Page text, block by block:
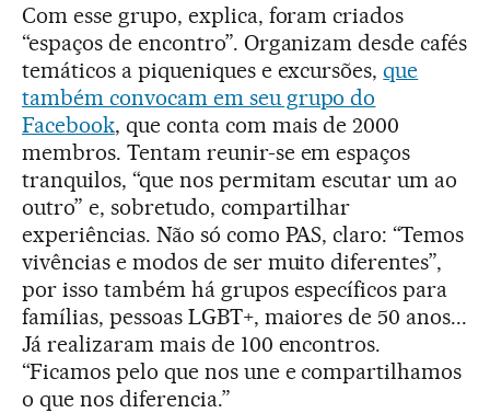
Com esse grupo, explica, foram criados
“espaços de encontro”. Organizam desde cafés
temáticos a piqueniques e excursões,que
também convocam em seu grupo do
Facebook, que conta com mais de 2000
membros. Tentam reunir-se em espaços
tranquilos, “que nos permitam escutar um ao
outro” e, sobretudo, compartilhar
experiências. Não só como PAS, claro: “Temos
vivências e modos de ser muito diferentes”,
por isso também há grupos específicos para
famílias, pessoas LGBT+, maiores de 50 anos...
Já realizaram mais de 100 encontros.
“Ficamos pelo que nos une e compartilhamos
o que nos diferencia.”